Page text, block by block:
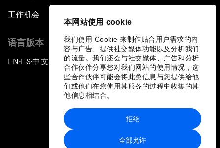
本网站使用 cookie
我们使用 Cookie 来制作贴合用户需求的内
容与广告、提供社交媒体功能以及分析我们
的流量。我们还会与社交媒体、广告和分析
合作伙伴分享您对我们网站的使用情况，这
些合作伙伴可能会将此类信息与您提供给他
们或他们在您使用其服务的过程中收集的其
他信息相结合。
全部允许
拒绝
工作机会
语言版本
EN ▪ES▪中文▪ 日本語
站点地图